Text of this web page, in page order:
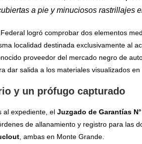
a pie y minuciosos rastrillajes
logró comprobar dos elementos
localidad destinada exclusivamente al
proveedor del mercado negro de
dar salida a los materiales visualizados en
y un prófugo capturado
al expediente, el Juzgado de Garantías
de allanamiento y registro para las
, ambas en Monte Grande.